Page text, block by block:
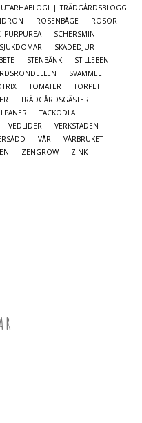
| TRÄDGÅRDSBLOGG
ROSENBÅGE
ROSOR
PURPUREA
SCHERSMIN
SJUKDOMAR
SKADEDJUR
STENBÄNK
STILLEBEN
SVAMMEL
TOMATER
TORPET
TRÄDGÅRDSGÄSTER
TÄCKODLA
VEDLIDER
VERKSTADEN
VÅR
VÅRBRUKET
ZENGROW
ZINK